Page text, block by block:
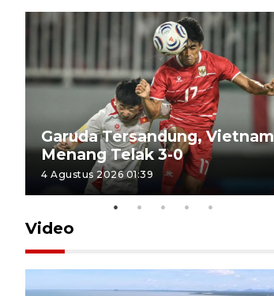
Garuda Tersandung, Vietnam
Menang Telak 3-0
4 Agustus 2026 01:39
Video